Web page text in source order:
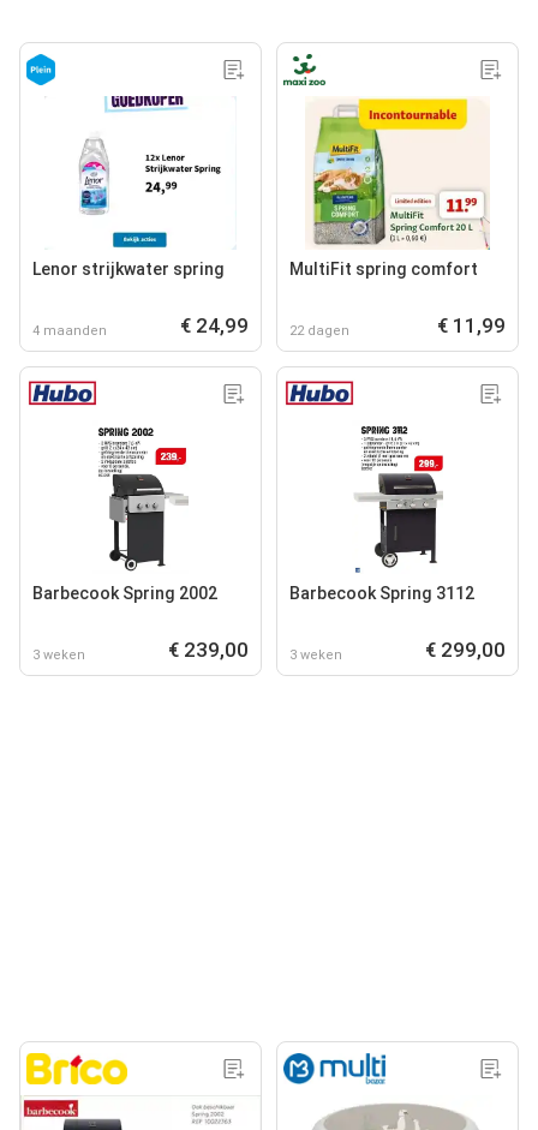
Lenor strijkwater spring
4 maanden € 24,99
MultiFit spring comfort
22 dagen € 11,99
Barbecook Spring 2002
3 weken € 239,00
Barbecook Spring 3112
3 weken € 299,00